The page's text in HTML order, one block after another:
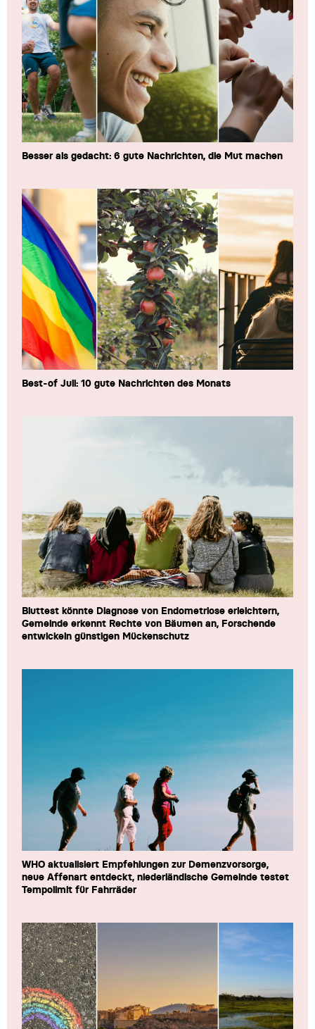
Besser als gedacht: 6 gute Nachrichten, die Mut machen
Best-of Juli: 10 gute Nachrichten des Monats
Bluttest könnte Diagnose von Endometriose erleichtern,
Gemeinde erkennt Rechte von Bäumen an, Forschende
entwickeln günstigen Mückenschutz
WHO aktualisiert Empfehlungen zur Demenzvorsorge,
neue Affenart entdeckt, niederländische Gemeinde testet
Tempolimit für Fahrräder